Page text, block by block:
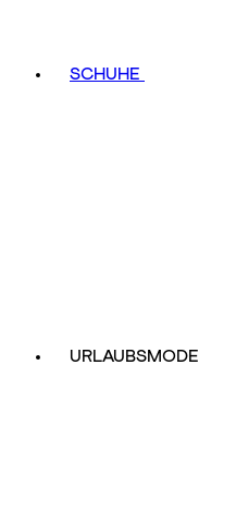
SCHUHE
URLAUBSMODE